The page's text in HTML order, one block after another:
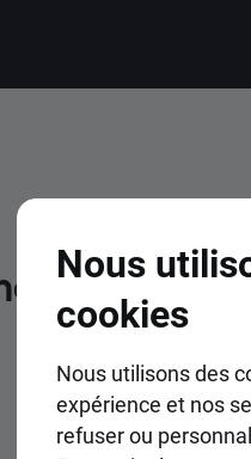
trader le
Nous
cookies
Nous utilisons des
expérience et nos
refuser ou